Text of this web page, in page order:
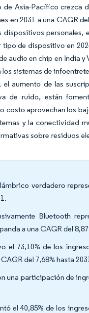
Asia-Pacífico crezca
en 2031 a una CAGR
personales,
de dispositivo en
audio en chip en India
sistemas de
aumento de las
de ruido, están
aprovechan los
y la conectividad
sobre residuos
verdadero
Bluetooth
a una CAGR del
el 73,10% de los
del 7,68% hasta
una participación de
el 40,85% de los